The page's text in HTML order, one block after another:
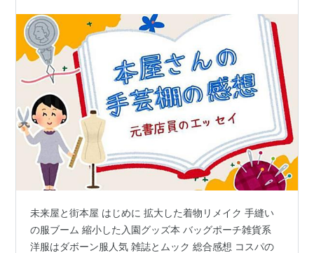
未来屋と街本屋 はじめに 拡大した着物リメイク 手縫い
の服ブーム 縮小した入園グッズ本 バッグポーチ雑貨系
洋服はダボーン服人気 雑誌とムック 総合感想 コスパの